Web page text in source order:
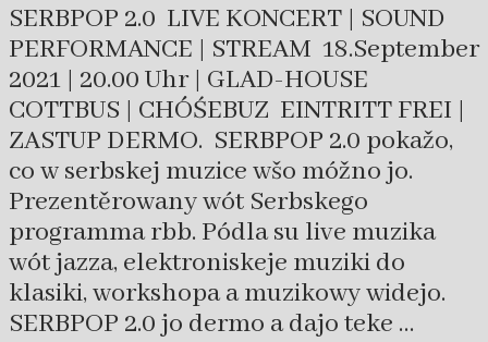
SERBPOP 2.0 LIVE KONCERT | SOUND
PERFORMANCE | STREAM 18.September
2021 | 20.00 Uhr | GLAD-HOUSE
COTTBUS | CHÓŚEBUZ EINTRITT FREI |
ZASTUP DERMO. SERBPOP 2.0 pokažo,
co w serbskej muzice wšo móžno jo.
Prezentěrowany wót Serbskego
programma rbb. Pódla su live muzika
wót jazza, elektroniskeje muziki do
klasiki, workshopa a muzikowy widejo.
SERBPOP 2.0 jo dermo a dajo teke …